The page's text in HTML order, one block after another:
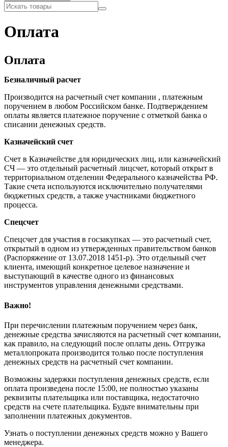
Оплата
Оплата
Безналичный расчет
Производится на расчетный счет компании , платежным
поручением в любом Российском банке. Подтверждением
оплаты является платежное поручение с отметкой банка о
списании денежных средств.
Казначейский счет
Счет в Казначействе для юридических лиц, или казначейский
СЧ — это отдельный расчетный лицсчет, который открыт в
территориальном отделении Федерального казначейства РФ.
Такие счета используются исключительно получателями
бюджетных средств, а также участниками бюджетного
процесса.
Спецсчет
Спецсчет для участия в госзакупках — это расчетный счет,
открытый в одном из утвержденных правительством банков
(Распоряжение от 13.07.2018 1451-р). Это отдельный счет
клиента, имеющий конкретное целевое назначение и
выступающий в качестве одного из финансовых
инструментов управления денежными средствами.
Важно!
При перечислении платежным поручением через банк,
денежные средства зачисляются на расчетный счет компании,
как правило, на следующий после оплаты день. Отгрузка
металлопроката производится только после поступления
денежных средств на расчетный счет компании.
Возможны задержки поступления денежных средств, если
оплата произведена после 15:00, не полностью указаны
реквизиты плательщика или поставщика, недостаточно
средств на счете плательщика. Будьте внимательны при
заполнении платежных документов.
Узнать о поступлении денежных средств можно у Вашего
менеджера.